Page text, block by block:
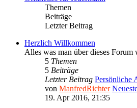
Themen
Beiträge
Letzter Beitrag
Herzlich Willkommen
Alles was man über dieses Forum
5 Themen
5 Beiträge
Letzter Beitrag Persönliche
von ManfredRichter
19. Apr 2016, 21:35